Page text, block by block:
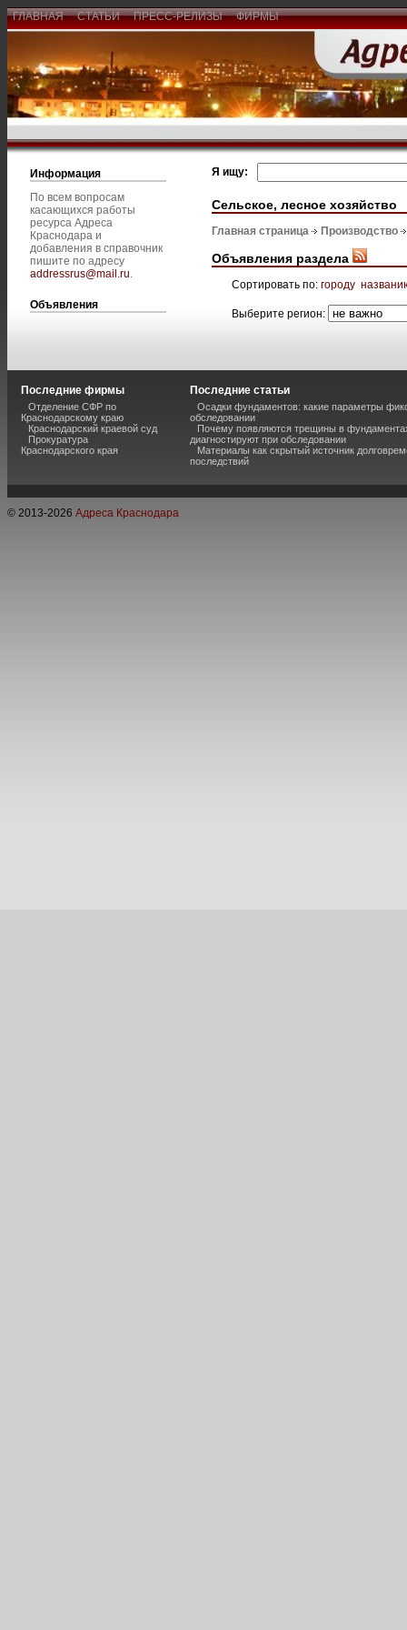
ГЛАВНАЯ СТАТЬИ ПРЕСС-РЕЛИЗЫ ФИРМЫ
Информация
По всем вопросам
касающихся работы
ресурса Адреса
Краснодара и
добавления в справочник
пишите по адресу
addressrus@mail.ru.
Объявления
Я ищу:
Сельское, лесное хозяйство
Главная страница Производство
Объявления раздела
Сортировать по: городу
Выберите регион:
Последние фирмы
Отделение СФР по
Краснодарскому краю
Краснодарский краевой суд
Прокуратура
Краснодарского края
Последние статьи
Осадки фундаментов: какие параметры
обследовании
Почему появляются трещины в
диагностируют при обследовании
Материалы как скрытый источник
последствий
© 2013-2026 Адреса Краснодара